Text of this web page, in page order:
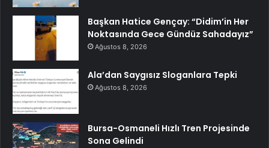
Başkan Hatice Gençay: “Didim’in Her
Noktasında Gece Gündüz Sahadayız”
Ağustos 8, 2026
Ala’dan Saygısız Sloganlara Tepki
Ağustos 8, 2026
Bursa-Osmaneli Hızlı Tren Projesinde
Sona Gelindi